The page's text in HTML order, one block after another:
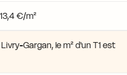
13,4 €/m²
Gargan, le m² d'un T1 est